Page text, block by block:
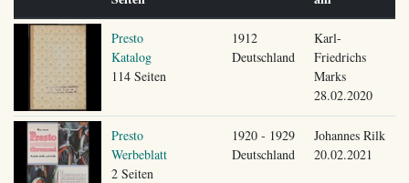
Presto
Katalog
114 Seiten
1912
Deutschland
Karl-
Friedrichs
Marks
28.02.2020
Presto
Werbeblatt
2 Seiten
1920 - 1929
Deutschland
Johannes Rilk
20.02.2021